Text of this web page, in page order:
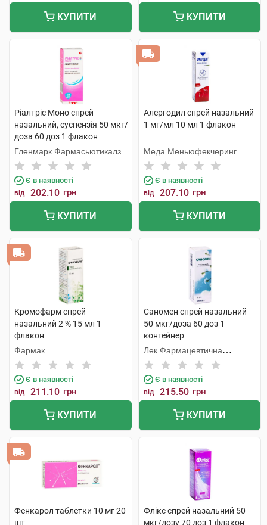
КУПИТИ КУПИТИ
Ріалтріс Моно спрей
назальний, суспензія 50 мкг/
доза 60 доз 1 флакон
Гленмарк Фармасьютикалз
Є в наявності
від 202.10 грн
КУПИТИ
Алергодил спрей назальний
1 мг/мл 10 мл 1 флакон
Меда Меньюфекчеринг
Є в наявності
від 207.10 грн
КУПИТИ
Кромофарм спрей
назальний 2 % 15 мл 1
флакон
Фармак
Є в наявності
від 211.10 грн
КУПИТИ
Саномен спрей назальний
50 мкг/доза 60 доз 1
контейнер
Лек Фармацевтична
компанія
Є в наявності
від 215.50 грн
КУПИТИ
Фенкарол таблетки 10 мг 20
шт
Флікс спрей назальний 50
мкг/дозу 70 доз 1 флакон